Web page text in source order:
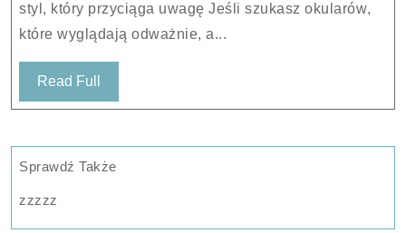
(50)
Czarne
styl, który przyciąga uwagę Jeśli szukasz okularów,
które wyglądają odważnie, a...
Read Full
Full
Sprawdź Także
zzzzz